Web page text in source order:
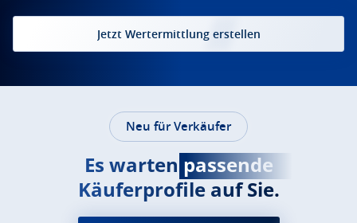
Jetzt Wertermittlung erstellen
Neu für Verkäufer
Es warten passende
Käuferprofile auf Sie.